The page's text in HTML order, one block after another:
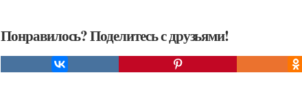
Понравилось? Поделитесь с друзьями!